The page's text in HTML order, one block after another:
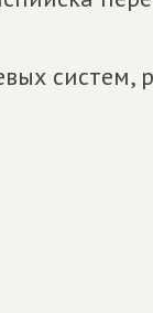
систем,